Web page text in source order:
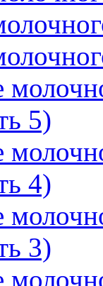
5)
4)
3)